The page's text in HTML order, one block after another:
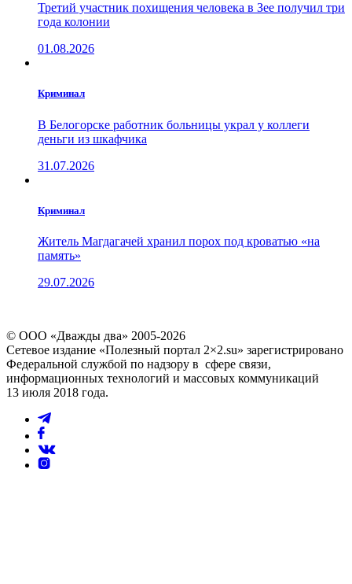
Третий участник похищения человека в Зее получил три
года колонии
01.08.2026
Криминал
В Белогорске работник больницы украл у коллеги
деньги из шкафчика
31.07.2026
Криминал
Житель Магдагачей хранил порох под кроватью «на
память»
29.07.2026
© ООО «Дважды два» 2005-2026
Сетевое издание «Полезный портал 2×2.su» зарегистрировано
Федеральной службой по надзору в сфере связи,
информационных технологий и массовых коммуникаций
13 июля 2018 года.